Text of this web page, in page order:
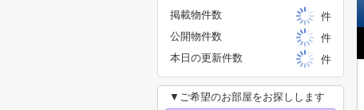
掲載物件数
件
公開物件数
件
本日の更新件数
件
▼ご希望のお部屋をお探しします